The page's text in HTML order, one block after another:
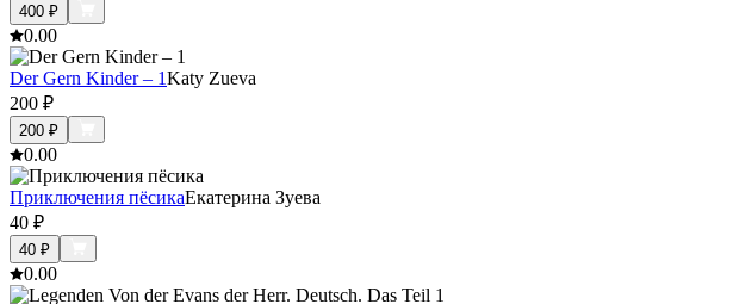
400 ₽
0.00
Der Gern Kinder – 1Katy Zueva
200 ₽
200 ₽
0.00
Приключения пёсикаЕкатерина Зуева
40 ₽
40 ₽
0.00